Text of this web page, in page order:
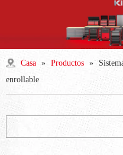
Casa » Productos »
enrollable